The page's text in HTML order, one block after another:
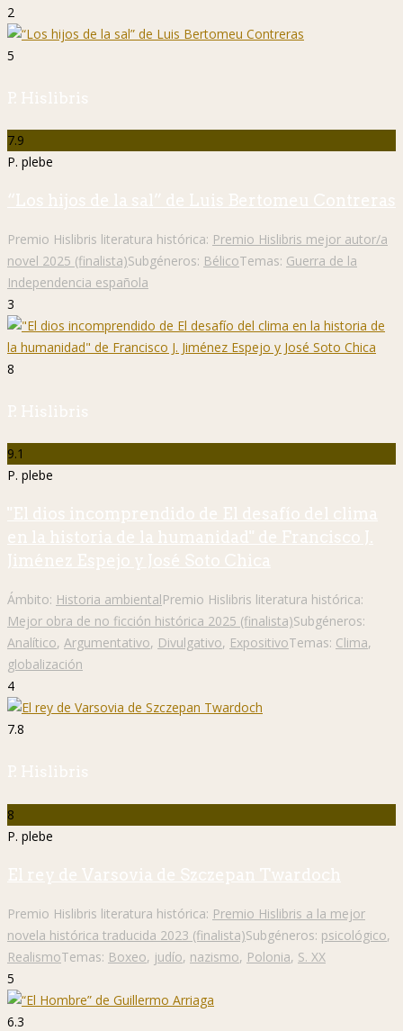
2
5
P. Hislibris
7.9
P. plebe
“Los hijos de la sal” de Luis Bertomeu Contreras
Premio Hislibris literatura histórica: Premio Hislibris mejor autor/a
novel 2025 (finalista)Subgéneros: BélicoTemas: Guerra de la
Independencia española
3
8
P. Hislibris
9.1
P. plebe
"El dios incomprendido de El desafío del clima
en la historia de la humanidad" de Francisco J.
Jiménez Espejo y José Soto Chica
Ámbito: Historia ambientalPremio Hislibris literatura histórica:
Mejor obra de no ficción histórica 2025 (finalista)Subgéneros:
Analítico, Argumentativo, Divulgativo, ExpositivoTemas: Clima,
globalización
4
7.8
P. Hislibris
8
P. plebe
El rey de Varsovia de Szczepan Twardoch
Premio Hislibris literatura histórica: Premio Hislibris a la mejor
novela histórica traducida 2023 (finalista)Subgéneros: psicológico,
RealismoTemas: Boxeo, judío, nazismo, Polonia, S. XX
5
6.3